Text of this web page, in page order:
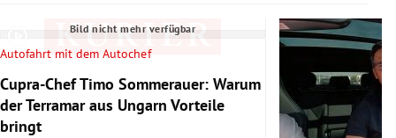
Bild nicht mehr verfügbar
Autofahrt mit dem Autochef
Cupra-Chef Timo Sommerauer: Warum
der Terramar aus Ungarn Vorteile
bringt